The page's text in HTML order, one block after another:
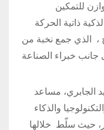
للتمكين
ذاتية الحركة
، الذي جمع نخبة من
جانب خبراء الصناعة
الجابري، مساعد
والذكاء
حيث سلّط خلالها